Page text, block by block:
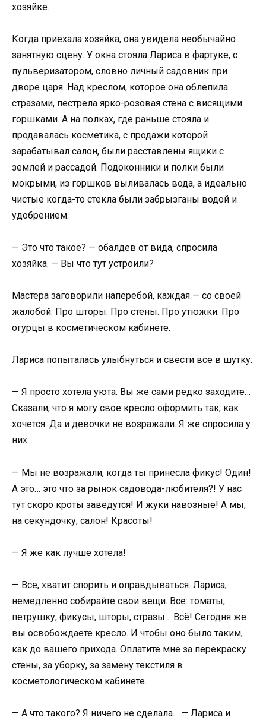
хозяйке.
Когда приехала хозяйка, она увидела необычайно
занятную сцену. У окна стояла Лариса в фартуке, с
пульверизатором, словно личный садовник при
дворе царя. Над креслом, которое она облепила
стразами, пестрела ярко-розовая стена с висящими
горшками. А на полках, где раньше стояла и
продавалась косметика, с продажи которой
зарабатывал салон, были расставлены ящики с
землей и рассадой. Подоконники и полки были
мокрыми, из горшков выливалась вода, а идеально
чистые когда-то стекла были забрызганы водой и
удобрением.
— Это что такое? — обалдев от вида, спросила
хозяйка. — Вы что тут устроили?
Мастера заговорили наперебой, каждая — со своей
жалобой. Про шторы. Про стены. Про утюжки. Про
огурцы в косметическом кабинете.
Лариса попыталась улыбнуться и свести все в шутку:
— Я просто хотела уюта. Вы же сами редко заходите…
Сказали, что я могу свое кресло оформить так, как
хочется. Да и девочки не возражали. Я же спросила у
них.
— Мы не возражали, когда ты принесла фикус! Один!
А это… это что за рынок садовода-любителя?! У нас
тут скоро кроты заведутся! И жуки навозные! А мы,
на секундочку, салон! Красоты!
— Я же как лучше хотела!
— Все, хватит спорить и оправдываться. Лариса,
немедленно собирайте свои вещи. Все: томаты,
петрушку, фикусы, шторы, стразы… Всё! Сегодня же
вы освобождаете кресло. И чтобы оно было таким,
как до вашего прихода. Оплатите мне за перекраску
стены, за уборку, за замену текстиля в
косметологическом кабинете.
— А что такого? Я ничего не сделала… — Лариса и